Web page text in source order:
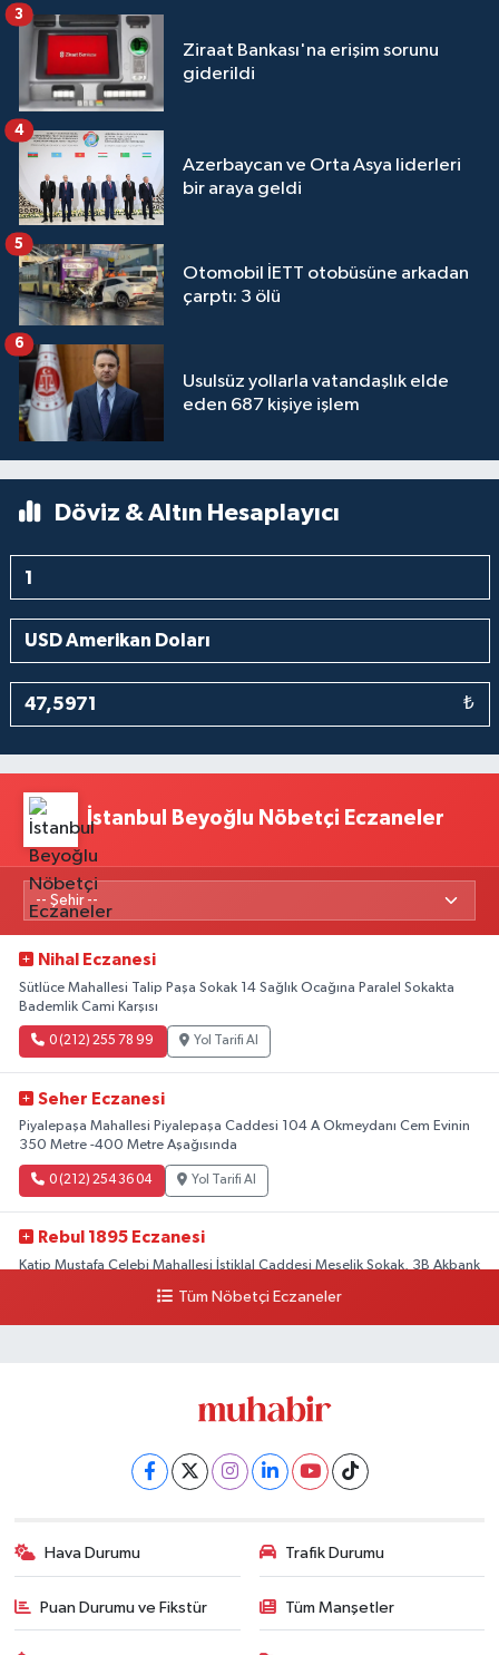
Ziraat Bankası'na erişim sorunu
giderildi
3
Azerbaycan ve Orta Asya liderleri
bir araya geldi
4
Otomobil İETT otobüsüne arkadan
çarptı: 3 ölü
5
Usulsüz yollarla vatandaşlık elde
eden 687 kişiye işlem
6
Döviz & Altın Hesaplayıcı
₺
İstanbul Beyoğlu Nöbetçi Eczaneler
Nihal Eczanesi
Sütlüce Mahallesi Talip Paşa Sokak 14 Sağlık Ocağına Paralel Sokakta
Bademlik Cami Karşısı
0 (212) 255 78 99 Yol Tarifi Al
Seher Eczanesi
Piyalepaşa Mahallesi Piyalepaşa Caddesi 104 A Okmeydanı Cem Evinin
350 Metre -400 Metre Aşağısında
0 (212) 254 36 04 Yol Tarifi Al
Rebul 1895 Eczanesi
Katip Mustafa Çelebi Mahallesi İstiklal Caddesi Meşelik Sokak, 3B Akbank
Tüm Nöbetçi Eczaneler
Hava Durumu Trafik Durumu
Puan Durumu ve Fikstür Tüm Manşetler